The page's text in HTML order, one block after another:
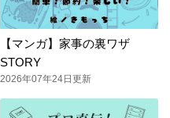
【マンガ】家事の裏ワザ
STORY
2026年07年24日更新